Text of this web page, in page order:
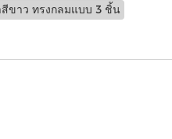
ขาว ทรงกลมแบบ 3 ชิ้น